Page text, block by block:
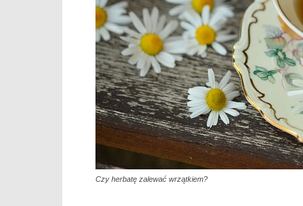
Czy herbatę zalewać wrzątkiem?